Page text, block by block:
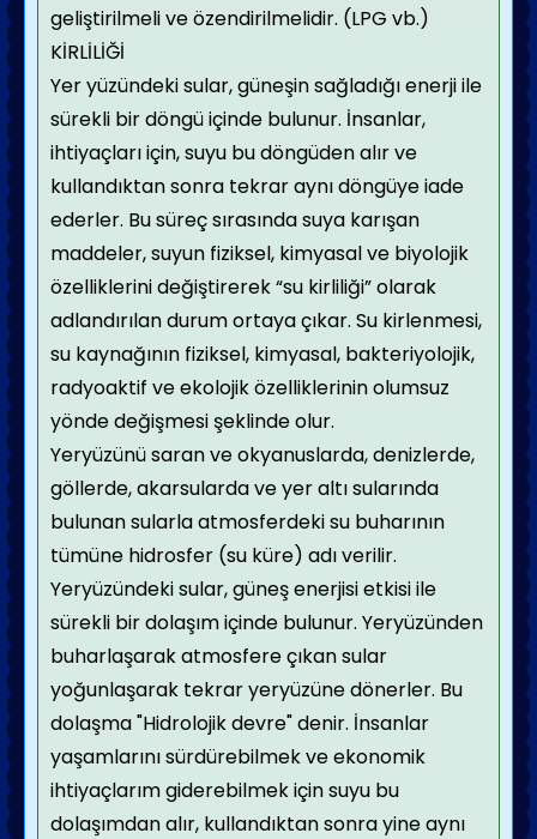
geliştirilmeli ve özendirilmelidir. (LPG vb.)
KİRLİLİĞİ
Yer yüzündeki sular, güneşin sağladığı enerji ile
sürekli bir döngü içinde bulunur. İnsanlar,
ihtiyaçları için, suyu bu döngüden alır ve
kullandıktan sonra tekrar aynı döngüye iade
ederler. Bu süreç sırasında suya karışan
maddeler, suyun fiziksel, kimyasal ve biyolojik
özelliklerini değiştirerek “su kirliliği” olarak
adlandırılan durum ortaya çıkar. Su kirlenmesi,
su kaynağının fiziksel, kimyasal, bakteriyolojik,
radyoaktif ve ekolojik özelliklerinin olumsuz
yönde değişmesi şeklinde olur.
Yeryüzünü saran ve okyanuslarda, denizlerde,
göllerde, akarsularda ve yer altı sularında
bulunan sularla atmosferdeki su buharının
tümüne hidrosfer (su küre) adı verilir.
Yeryüzündeki sular, güneş enerjisi etkisi ile
sürekli bir dolaşım içinde bulunur. Yeryüzünden
buharlaşarak atmosfere çıkan sular
yoğunlaşarak tekrar yeryüzüne dönerler. Bu
dolaşma "Hidrolojik devre" denir. İnsanlar
yaşamlarını sürdürebilmek ve ekonomik
ihtiyaçlarım giderebilmek için suyu bu
dolaşımdan alır, kullandıktan sonra yine aynı